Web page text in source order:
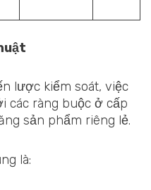
lược kiểm soát, việc
các ràng buộc ở cấp
sản phẩm riêng lẻ.
là: